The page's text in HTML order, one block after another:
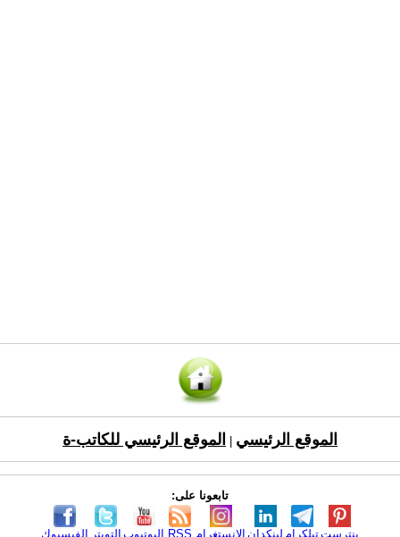
الموقع الرئيسي الموقع الرئيسي للكاتب-ة
تابعونا على:
الفيسبوك التويتر اليوتيوب RSS الانستغرام لينكدإن تيلكرامبنترست